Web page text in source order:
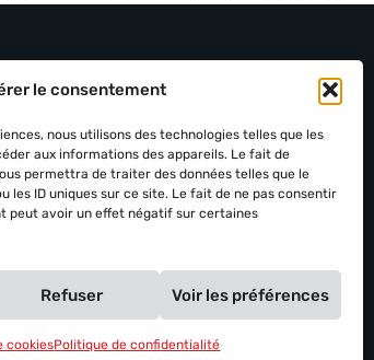
le consentement
nous utilisons des technologies telles que les
aux informations des appareils. Le fait de
permettra de traiter des données telles que le
les ID uniques sur ce site. Le fait de ne pas consentir
peut avoir un effet négatif sur certaines
Refuser Voir les préférences
cookiesPolitique de confidentialité
Créé par: